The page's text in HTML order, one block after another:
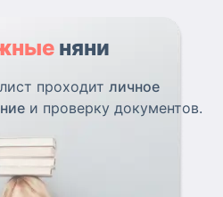
няни
проходит личное
и проверку документов.